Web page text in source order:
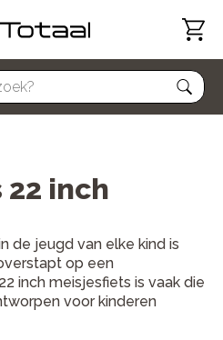
inch
de jeugd van elke kind is
op een
inch meisjesfiets is vaak die
voor kinderen
afhankelijk van hun lengte